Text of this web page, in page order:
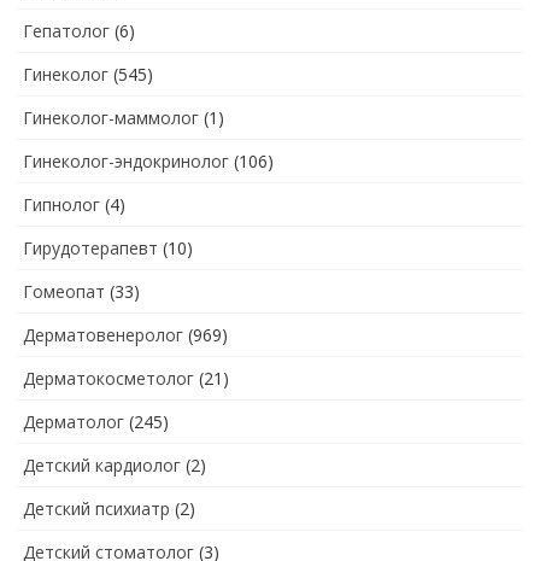
Гепатолог (6)
Гинеколог (545)
Гинеколог-маммолог (1)
Гинеколог-эндокринолог (106)
Гипнолог (4)
Гирудотерапевт (10)
Гомеопат (33)
Дерматовенеролог (969)
Дерматокосметолог (21)
Дерматолог (245)
Детский кардиолог (2)
Детский психиатр (2)
Детский стоматолог (3)